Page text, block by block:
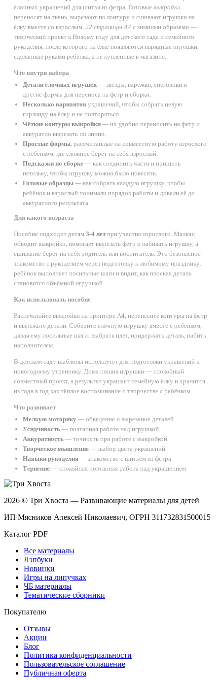
ёлочных украшений для шитья из фетра. Готовые выкройки
переносят на ткань, вырезают по контуру и сшивают игрушки на
ёлку вместе со взрослым. 22 страницы А4 с зимними образами —
творческий проект к Новому году для детского сада и семейного
рукоделия, после которого на ёлке появляются нарядные игрушки,
сделанные руками ребёнка, а не купленные в магазине.
Что внутри набора
Детали ёлочных игрушек — звёзды, варежки, снеговики и
другие формы для переноса на фетр и сборки.
Несколько вариантов украшений, чтобы собрать целую
гирлянду на ёлку и не повторяться.
Чёткие контуры выкройки — их удобно переносить на фетр и
аккуратно вырезать по линии.
Простые формы , рассчитанные на совместную работу взрослого
с ребёнком, где сложное берёт на себя взрослый.
Подсказки по сборке — как соединить части и пришить
петельку, чтобы игрушку можно было повесить.
Готовые образцы — как собрать каждую игрушку, чтобы
ребёнок и взрослый понимали порядок работы и довели её до
аккуратного результата.
Для какого возраста
Пособие подходит детям 3-4 летпри участии взрослого. Малыш
обводит выкройки, помогает вырезать фетр и набивать игрушку, а
сшивание берёт на себя родитель или воспитатель. Это безопасное
знакомство с рукоделием через подготовку к любимому празднику:
ребёнок выполняет посильные шаги и видит, как плоская деталь
становится объёмной игрушкой.
Как использовать пособие
Распечатайте выкройки на принтере А4, перенесите контуры на фетр
и вырежьте детали. Соберите ёлочную игрушку вместе с ребёнком,
давая ему посильные шаги: выбрать цвет, придержать деталь, набить
наполнителем.
В детском саду шаблоны используют для подготовки украшений к
новогоднему утреннику. Дома пошив игрушки — спокойный
совместный проект, а результат украшает семейную ёлку и хранится
из года в год как тёплое воспоминание о творчестве с ребёнком.
Что развивает
Мелкую моторику — обведение и вырезание деталей
Усидчивость — поэтапная работа над игрушкой
Аккуратность — точность при работе с выкройкой
Творческое мышление — выбор цвета украшений
Навыки рукоделия — знакомство с шитьём из фетра
Терпение — спокойная поэтапная работа над украшением
2026 © Три Хвоста — Развивающие материалы для детей
ИП Мясников Алексей Николаевич, ОГРН 311732831500015
Каталог PDF
Все материалы
Лэпбуки
Новинки
Игры на липучках
ЧБ материалы
Тематические сборники
Покупателю
Отзывы
Акции
Блог
Политика конфиденциальности
Пользовательское соглашение
Публичная оферта